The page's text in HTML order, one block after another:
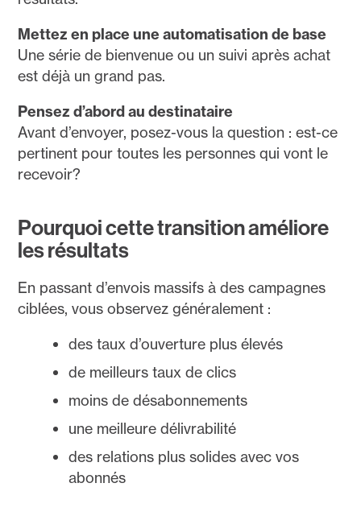
Mettez en place une automatisation de base
Une série de bienvenue ou un suivi après achat
est déjà un grand pas.
Pensez d’abord au destinataire
Avant d’envoyer, posez-vous la question : est-ce
pertinent pour toutes les personnes qui vont le
recevoir?
Pourquoi cette transition améliore
les résultats
En passant d’envois massifs à des campagnes
ciblées, vous observez généralement :
des taux d’ouverture plus élevés
de meilleurs taux de clics
moins de désabonnements
une meilleure délivrabilité
des relations plus solides avec vos
abonnés